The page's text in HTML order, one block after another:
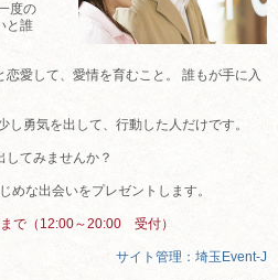
度の
と誰
愛して、愛情を育むこと。 誰もが手に入
勇気を出して、行動した人だけです。
してみませんか？
めな出会いをプレゼントします。
で（12:00～20:00 受付）
サイト管理：埼玉Event-J